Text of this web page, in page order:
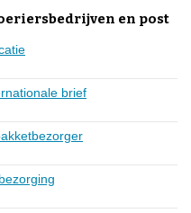
en post
brief